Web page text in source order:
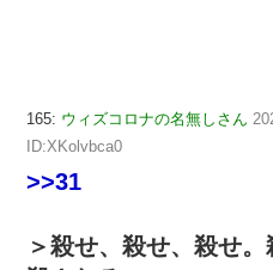
165: ウィズコロナの名無しさん
ID:XKolvbca0
>>31
＞殺せ、殺せ、殺せ。